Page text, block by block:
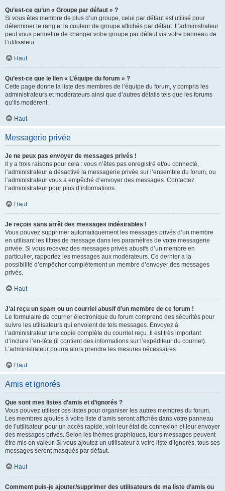
Qu’est-ce qu’un « Groupe par défaut » ?
Si vous êtes membre de plus d’un groupe, celui par défaut est utilisé pour
déterminer le rang et la couleur de groupe affichés par défaut. L’administrateur
peut vous permettre de changer votre groupe par défaut via votre panneau de
l’utilisateur.
Haut
Qu’est-ce que le lien « L’équipe du forum » ?
Cette page donne la liste des membres de l’équipe du forum, y compris les
administrateurs et modérateurs ainsi que d’autres détails tels que les forums
qu’ils modèrent.
Haut
Messagerie privée
Je ne peux pas envoyer de messages privés !
Il y a trois raisons pour cela : vous n’êtes pas enregistré et/ou connecté,
l’administrateur a désactivé la messagerie privée sur l’ensemble du forum, ou
l’administrateur vous a empêché d’envoyer des messages. Contactez
l’administrateur pour plus d’informations.
Haut
Je reçois sans arrêt des messages indésirables !
Vous pouvez supprimer automatiquement les messages privés d’un membre
en utilisant les filtres de message dans les paramètres de votre messagerie
privée. Si vous recevez des messages privés abusifs d’un membre en
particulier, rapportez les messages aux modérateurs. Ce dernier a la
possibilité d’empêcher complètement un membre d’envoyer des messages
privés.
Haut
J’ai reçu un spam ou un courriel abusif d’un membre de ce forum !
Le formulaire de courrier électronique du forum comprend des sécurités pour
suivre les utilisateurs qui envoient de tels messages. Envoyez à
l’administrateur une copie complète du courriel reçu. Il est très important
d’inclure l’en-tête (il contient des informations sur l’expéditeur du courriel).
L’administrateur pourra alors prendre les mesures nécessaires.
Haut
Amis et ignorés
Que sont mes listes d’amis et d’ignorés ?
Vous pouvez utiliser ces listes pour organiser les autres membres du forum.
Les membres ajoutés à votre liste d’amis seront affichés dans votre panneau
de l’utilisateur pour un accès rapide, voir leur état de connexion et leur envoyer
des messages privés. Selon les thèmes graphiques, leurs messages peuvent
être mis en valeur. Si vous ajoutez un utilisateur à votre liste d’ignorés, tous ses
messages seront masqués par défaut.
Haut
Comment puis-je ajouter/supprimer des utilisateurs de ma liste d’amis ou